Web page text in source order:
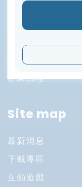
安心職場
企業治理
Site map
最新消息
下載專區
互動遊戲